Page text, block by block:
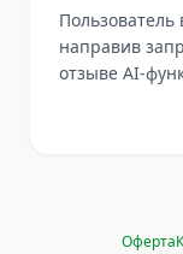
Пользователь
направив
отзыве AI-
Оферта